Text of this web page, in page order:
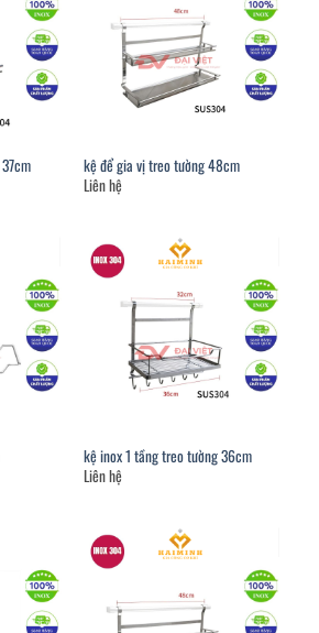
kệ để gia vị treo tường 48cm
Liên hệ
kệ inox 1 tầng treo tường 36cm
Liên hệ